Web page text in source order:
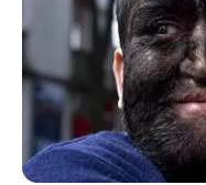
ตัดผมวันพฤหั
มีเทวดาและสิ่งศั
มงคล